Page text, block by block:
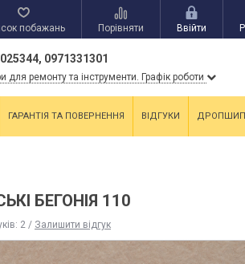
побажань Порівняти Ввійти
0971331301
для ремонту та інструменти. Графік роботи
ГАРАНТІЯ ТА ПОВЕРНЕННЯ ВІДГУКИ
БЕГОНІЯ 110
2 / Залишити відгук